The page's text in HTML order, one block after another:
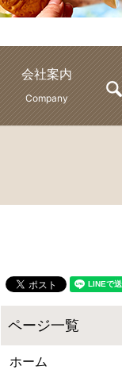
会社案内
Company
ホーム